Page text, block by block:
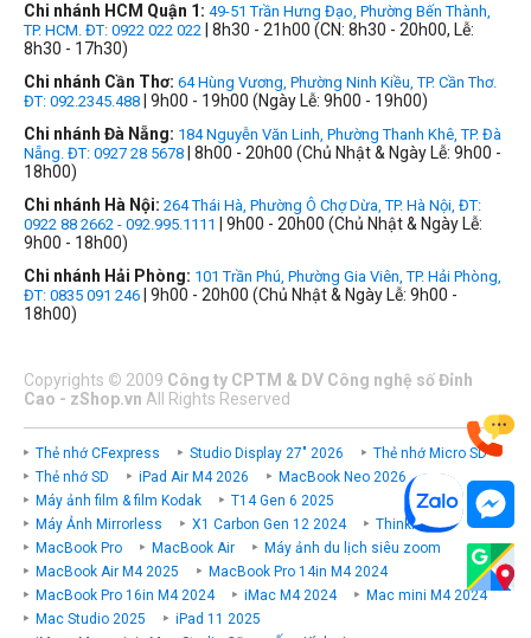
Chi nhánh HCM Quận 1: 49-51 Trần Hưng Đạo, Phường Bến Thành,
TP. HCM. ĐT: 0922 022 022 | 8h30 - 21h00 (CN: 8h30 - 20h00, Lễ:
8h30 - 17h30)
Chi nhánh Cần Thơ: 64 Hùng Vương, Phường Ninh Kiều, TP. Cần Thơ.
ĐT: 092.2345.488 | 9h00 - 19h00 (Ngày Lễ: 9h00 - 19h00)
Chi nhánh Đà Nẵng: 184 Nguyễn Văn Linh, Phường Thanh Khê, TP. Đà
Nẵng. ĐT: 0927 28 5678 | 8h00 - 20h00 (Chủ Nhật & Ngày Lễ: 9h00 -
18h00)
Chi nhánh Hà Nội: 264 Thái Hà, Phường Ô Chợ Dừa, TP. Hà Nội, ĐT:
0922 88 2662 - 092.995.1111
| 9h00 - 20h00 (Chủ Nhật & Ngày Lễ:
9h00 - 18h00)
Chi nhánh Hải Phòng: 101 Trần Phú, Phường Gia Viên, TP. Hải Phòng,
ĐT: 0835 091 246 | 9h00 - 20h00 (Chủ Nhật & Ngày Lễ: 9h00 -
18h00)
Copyrights © 2009 Công ty CPTM & DV Công nghệ số Đỉnh
Cao - zShop.vn All Rights Reserved
Thẻ nhớ CFexpress Studio Display 27" 2026
Thẻ nhớ Micro SD
Thẻ nhớ SD
iPad Air M4 2026
MacBook Neo 2026
Máy ảnh film & film Kodak
T14 Gen 6 2025
Máy Ảnh Mirrorless
X1 Carbon Gen 12 2024
ThinkPad P
MacBook Pro
MacBook Air
Máy ảnh du lịch siêu zoom
MacBook Air M4 2025
MacBook Pro 14in M4 2024
MacBook Pro 16in M4 2024
iMac M4 2024
Mac mini M4 2024
Mac Studio 2025
iPad 11 2025